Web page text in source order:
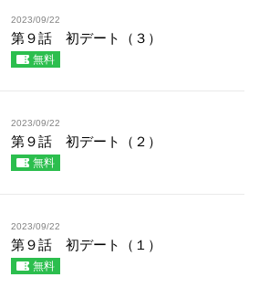
2023/09/22
第９話 初デート（３）
無料
2023/09/22
第９話 初デート（２）
無料
2023/09/22
第９話 初デート（１）
無料